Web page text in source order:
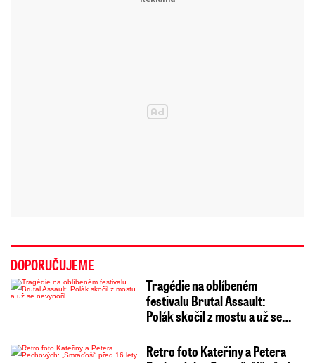
DOPORUČUJEME
Tragédie na oblíbeném
festivalu Brutal Assault:
Polák skočil z mostu a už se…
Retro foto Kateřiny a Petera